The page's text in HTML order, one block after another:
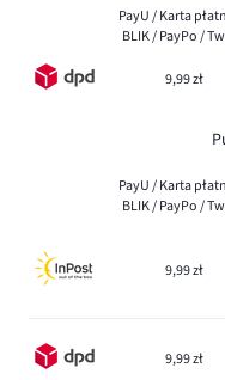
PayU / Karta
BLIK / PayPo /
9,99 zł
PayU / Karta
BLIK / PayPo /
9,99 zł
9,99 zł